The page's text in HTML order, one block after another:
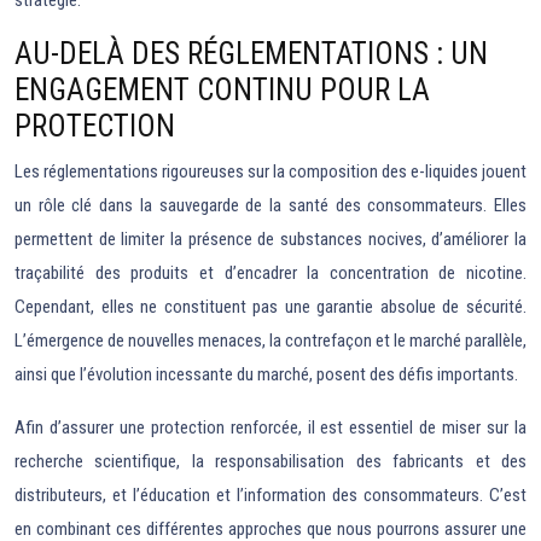
AU-DELÀ DES RÉGLEMENTATIONS : UN
ENGAGEMENT CONTINU POUR LA
PROTECTION
Les réglementations rigoureuses sur la composition des e-liquides jouent
un rôle clé dans la sauvegarde de la santé des consommateurs. Elles
permettent de limiter la présence de substances nocives, d’améliorer la
traçabilité des produits et d’encadrer la concentration de nicotine.
Cependant, elles ne constituent pas une garantie absolue de sécurité.
L’émergence de nouvelles menaces, la contrefaçon et le marché parallèle,
ainsi que l’évolution incessante du marché, posent des défis importants.
Afin d’assurer une protection renforcée, il est essentiel de miser sur la
recherche scientifique, la responsabilisation des fabricants et des
distributeurs, et l’éducation et l’information des consommateurs. C’est
en combinant ces différentes approches que nous pourrons assurer une